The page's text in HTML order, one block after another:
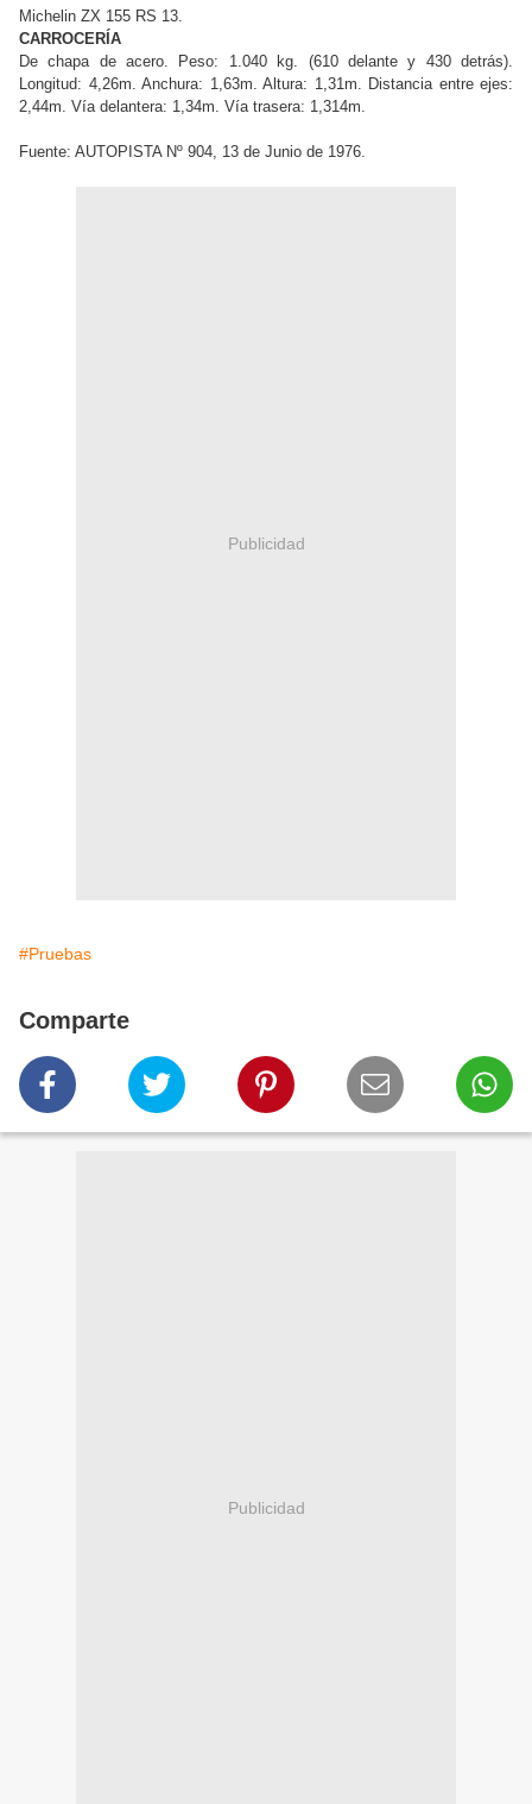
Michelin ZX 155 RS 13.
CARROCERÍA
De chapa de acero. Peso: 1.040 kg. (610 delante y 430 detrás).
Longitud: 4,26m. Anchura: 1,63m. Altura: 1,31m. Distancia entre ejes:
2,44m. Vía delantera: 1,34m. Vía trasera: 1,314m.
Fuente: AUTOPISTA Nº 904, 13 de Junio de 1976.
Publicidad
#Pruebas
Comparte
Publicidad